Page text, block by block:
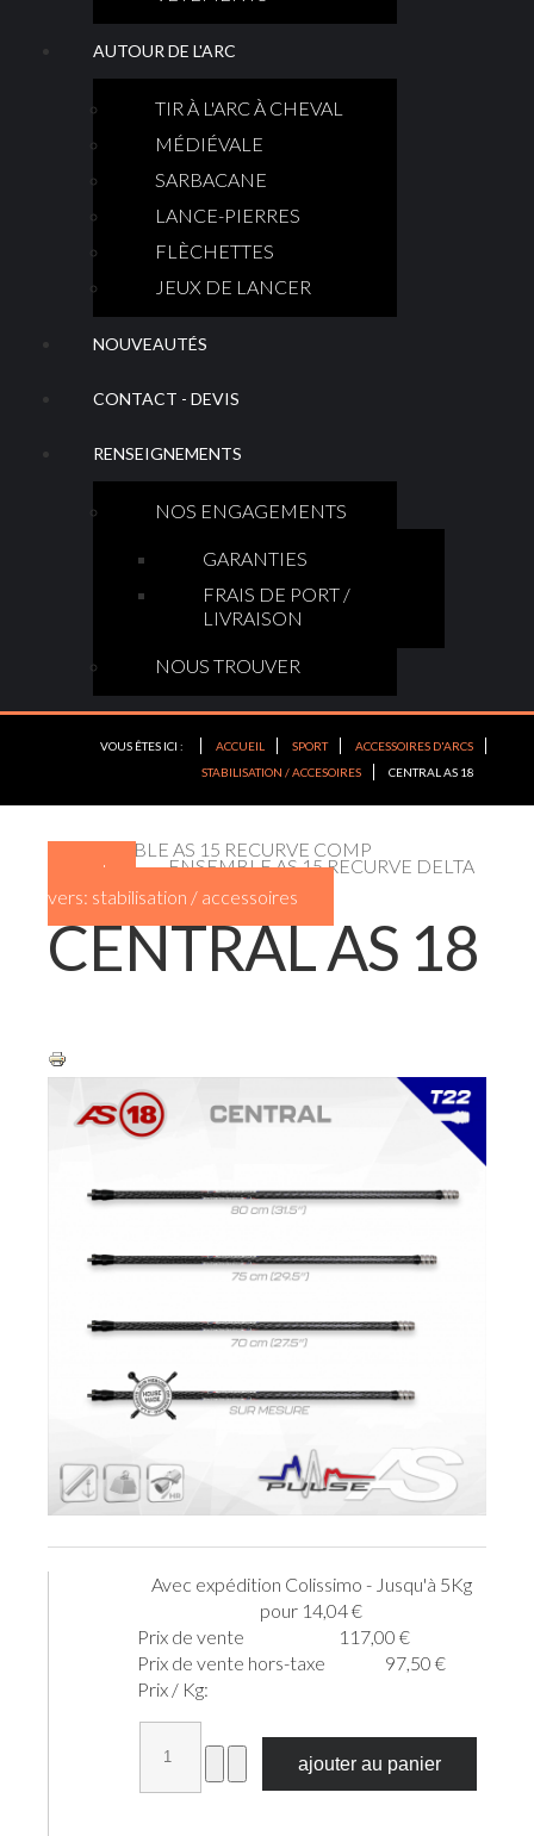
AUTOUR DE L'ARC
TIR À L'ARC À CHEVAL
MÉDIÉVALE
SARBACANE
LANCE-PIERRES
FLÈCHETTES
JEUX DE LANCER
NOUVEAUTÉS
CONTACT - DEVIS
RENSEIGNEMENTS
NOS ENGAGEMENTS
GARANTIES
FRAIS DE PORT /
LIVRAISON
NOUS TROUVER
VOUS ÊTES ICI : ACCUEIL SPORT
ACCESSOIRES D'ARCS
STABILISATION / ACCESOIRES
CENTRAL AS 18
ENSEMBLE AS 15 RECURVE COMP
ENSEMBLE AS 15 RECURVE DELTA
retour
vers: stabilisation / accessoires
CENTRAL AS 18
Avec expédition Colissimo - Jusqu'à 5Kg
pour 14,04 €
Prix ​​de vente
117,00 €
Prix de vente hors-taxe
97,50 €
Prix / Kg: